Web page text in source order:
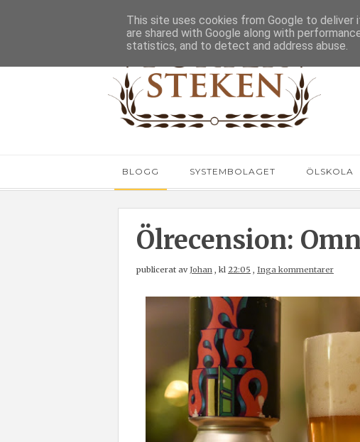
BLOGG SYSTEMBOLAGET ÖLSKOLA
Ölrecension:
publicerat avJohan , kl 22:05 , Inga kommentarer
This site uses cookies from Google to deliver
are shared with Google along with
statistics, and to detect and address abuse.